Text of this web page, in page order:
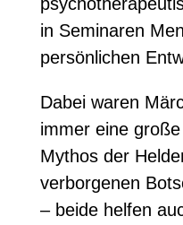
in Seminaren
persönlichen
Dabei waren
immer eine
Mythos der
verborgenen
– beide helfen